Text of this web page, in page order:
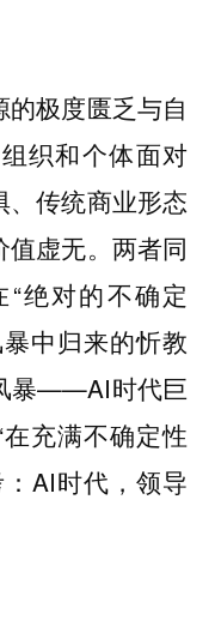
极度匮乏与自
织和个体面对
传统商业形态
虚无。两者同
绝对的不确定
中归来的忻教
暴——AI时代巨
充满不确定性
AI时代，领导